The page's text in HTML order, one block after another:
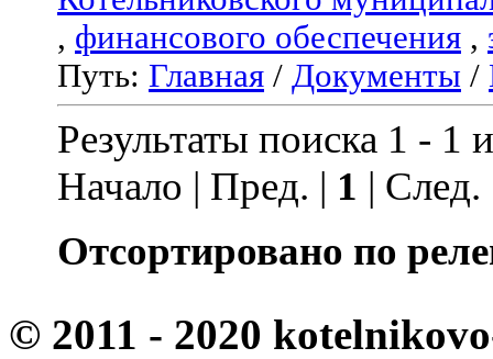
, финансового обеспечения ,
Путь: Главная / Документы /
Результаты поиска 1 - 1
Начало | Пред. | 1 |
Отсортировано по
© 2011 - 2020